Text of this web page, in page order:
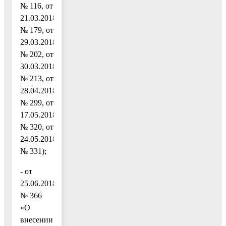
№ 116, от
21.03.2018
№ 179, от
29.03.2018
№ 202, от
30.03.2018
№ 213, от
28.04.2018
№ 299, от
17.05.2018
№ 320, от
24.05.2018
№ 331);
- от
25.06.2018
№ 366
«О
внесении